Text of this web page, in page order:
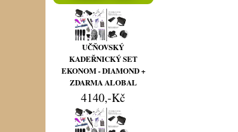
UČŇOVSKÝ
KADEŘNICKÝ SET
EKONOM - DIAMOND +
ZDARMA ALOBAL
4140,-Kč